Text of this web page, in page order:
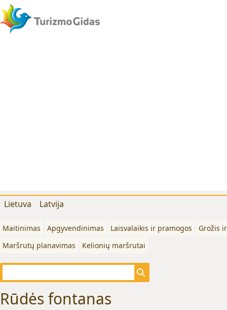
Lietuva Latvija
Maitinimas Apgyvendinimas Laisvalaikis ir pramogos
Grožis
Maršrutų planavimas
Kelionių maršrutai
Rūdės fontanas